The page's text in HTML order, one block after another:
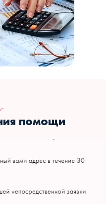
помощи